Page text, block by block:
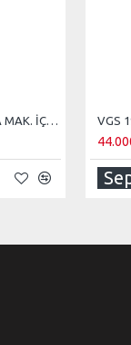
CVR OTOMATİK KULUÇKA MAK. İÇİN EK TEREKLER VGS